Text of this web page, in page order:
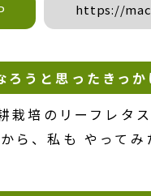
https://
ろうと思ったきっか
栽培のリーフレタ
ら、私も やってみ